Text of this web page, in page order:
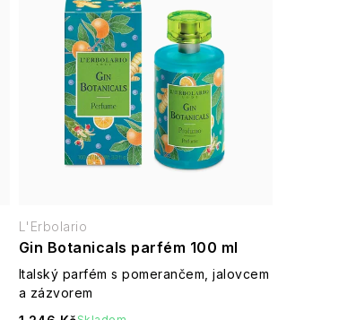
Gin Botanicals parfém 100 ml
Italský parfém s pomerančem, jalovcem
a zázvorem
L'Erbolario